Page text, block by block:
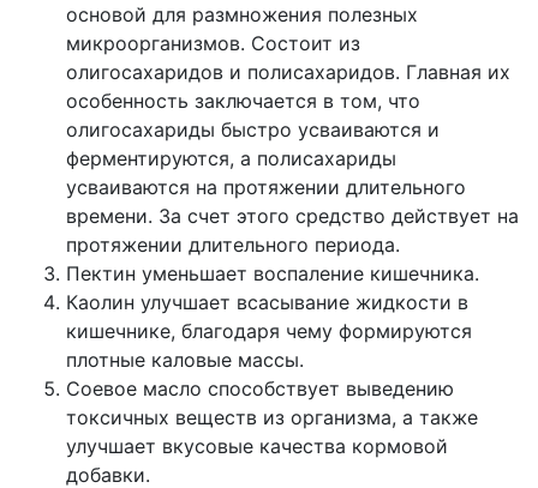
основой для размножения полезных
микроорганизмов. Состоит из
олигосахаридов и полисахаридов. Главная их
особенность заключается в том, что
олигосахариды быстро усваиваются и
ферментируются, а полисахариды
усваиваются на протяжении длительного
времени. За счет этого средство действует на
протяжении длительного периода.
Пектин уменьшает воспаление кишечника.
Каолин улучшает всасывание жидкости в
кишечнике, благодаря чему формируются
плотные каловые массы.
Соевое масло способствует выведению
токсичных веществ из организма, а также
улучшает вкусовые качества кормовой
добавки.